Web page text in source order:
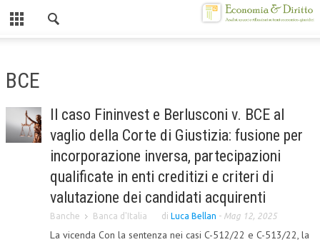
CHI SIAMO
MISSION
CONTATTI
CENTRO STUDI
ORGANIZZAZIONE
BCE
Il caso Fininvest e Berlusconi v. BCE al
vaglio della Corte di Giustizia: fusione per
incorporazione inversa, partecipazioni
qualificate in enti creditizi e criteri di
valutazione dei candidati acquirenti
Banche Banca d'Italia di Luca Bellan - Mag 12, 2025
La vicenda Con la sentenza nei casi C-512/22 e C-513/22, la